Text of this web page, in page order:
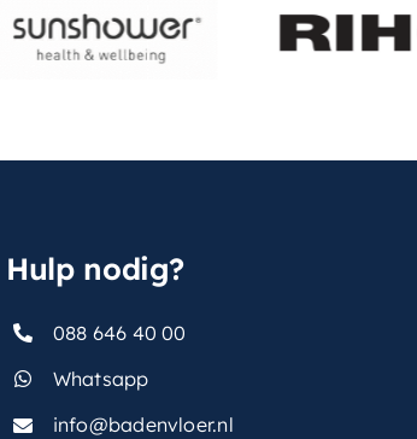
Hulp nodig?
088 646 40 00
Whatsapp
info@badenvloer.nl